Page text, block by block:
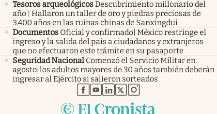
Tesoros arqueológicosDescubrimiento millonario del
año | Hallaron un taller de oro y piedras preciosas de
3.400 años en las ruinas chinas de Sanxingdui
Documentos Oficial y confirmado| México restringe el
ingreso y la salida del país a ciudadanos y extranjeros
que no efectuaron este trámite en su pasaporte
Seguridad Nacional Comenzó el Servicio Militar en
agosto: los adultos mayores de 30 años también deberán
ingresar al Ejército si salieron sorteados
abre en nueva pestaña
abre en nueva pestaña
abre en nueva pestaña
abre en nueva pestaña
abre en nueva pestaña